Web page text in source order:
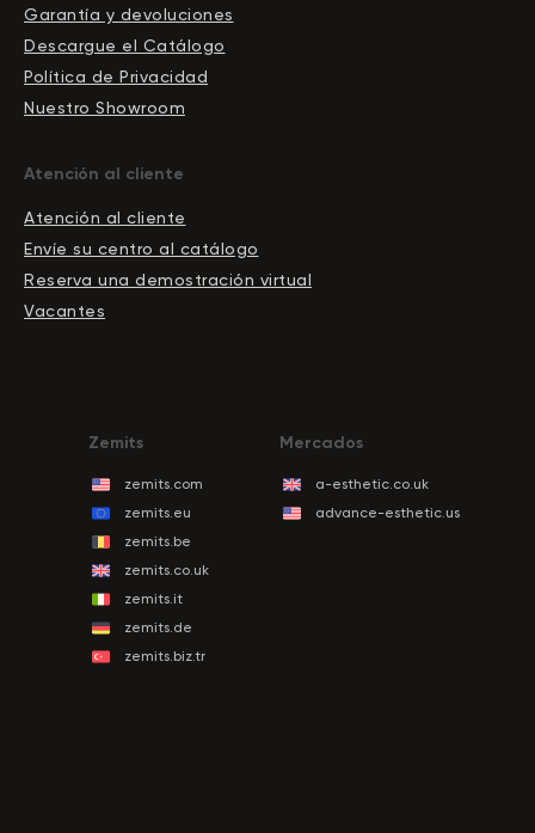
Garantía y devoluciones
Descargue el Сatálogo
Política de Privacidad
Nuestro Showroom
Atención al cliente
Atención al cliente
Envíe su centro al catálogo
Reserva una demostración virtual
Vacantes
zemits.com
zemits.eu
zemits.be
zemits.co.uk
zemits.it
zemits.de
zemits.biz.tr
Zemits
a-esthetic.co.uk
advance-esthetic.us
Mercados